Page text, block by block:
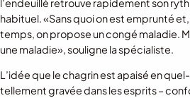
l’endeuillé retrouve rapidement son
habituel. «Sans quoi on est emprunté
temps, on propose un congé maladie.
une maladie», souligne la spécialiste.
L’idée que le chagrin est apaisé en
tellement gravée dans les esprits –